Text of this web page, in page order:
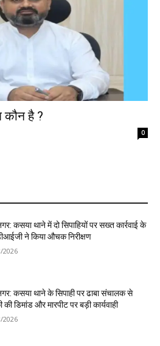
कौन है ?
0
कसया थाने में दो सिपाहियों पर सख्त कार्रवाई के
ने किया औचक निरीक्षण
2026
कसया थाने के सिपाही पर ढाबा संचालक से
डिमांड और मारपीट पर बड़ी कार्यवाही
2026